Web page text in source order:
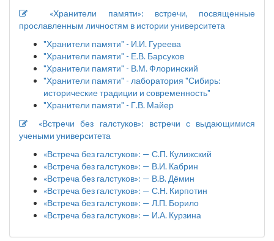
«Хранители памяти»: встречи, посвященные
прославленным личностям в истории университета
"Хранители памяти" - И.И. Гуреева
"Хранители памяти" - Е.В. Барсуков
"Хранители памяти" - В.М. Флоринский
"Хранители памяти" - лаборатория "Сибирь:
исторические традиции и современность"
"Хранители памяти" - Г.В. Майер
«Встречи без галстуков»: встречи с выдающимися
учеными университета
«Встреча без галстуков»: — С.П. Кулижский
«Встреча без галстуков»: — В.И. Кабрин
«Встреча без галстуков»: — В.В. Дёмин
«Встреча без галстуков»: — С.Н. Кирпотин
«Встреча без галстуков»: — Л.П. Борило
«Встреча без галстуков»: — И.А. Курзина